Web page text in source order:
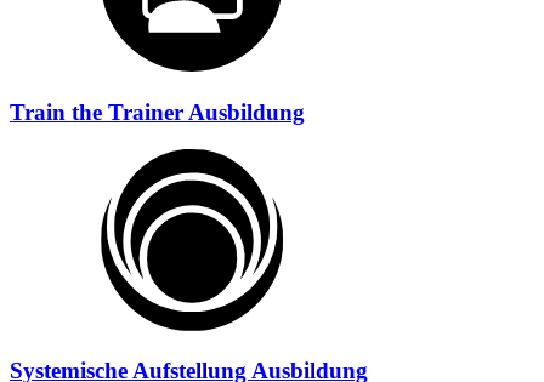
Train the Trainer Ausbildung
Systemische Aufstellung Ausbildung